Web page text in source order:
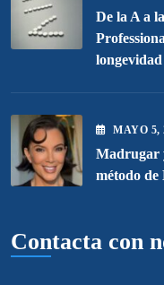
De la A a
longevidad
MAYO 5,
Madrugar
método de
Contacta con